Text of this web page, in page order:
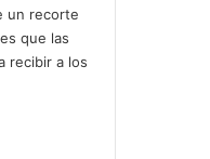
un recorte
que las
recibir a los